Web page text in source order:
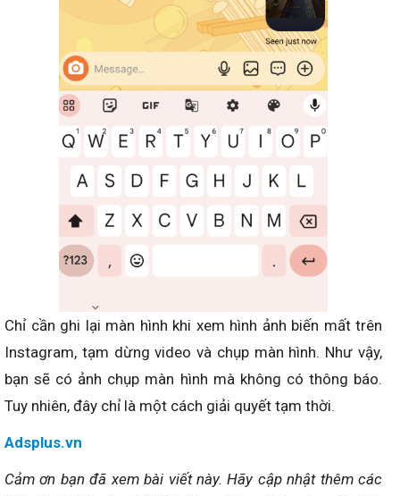
Chỉ cần ghi lại màn hình khi xem hình ảnh biến mất trên
Instagram, tạm dừng video và chụp màn hình. Như vậy,
bạn sẽ có ảnh chụp màn hình mà không có thông báo.
Tuy nhiên, đây chỉ là một cách giải quyết tạm thời.
Adsplus.vn
Cảm ơn bạn đã xem bài viết này. Hãy cập nhật thêm các